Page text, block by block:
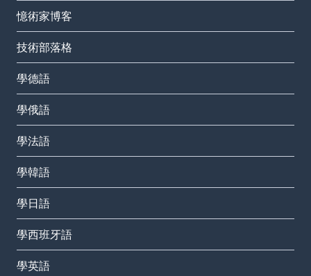
憶術家博客
技術部落格
學德語
學俄語
學法語
學韓語
學日語
學西班牙語
學英語